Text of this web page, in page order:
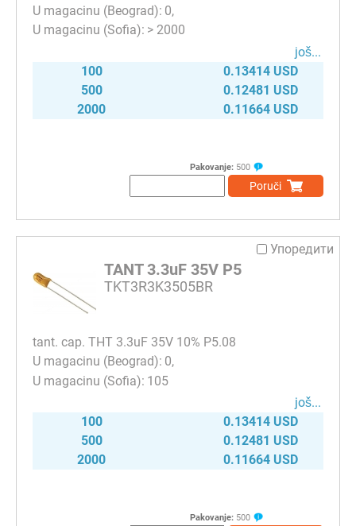
0
> 2000
јоš...
100
0.13414 USD
500
0.12481 USD
2000
0.11664 USD
Pakovanje: 500
Poruči
Упоредити
TANT 3.3uF 35V P5
TKT3R3K3505BR
tant. cap. THT 3.3uF 35V 10% P5.08
0
105
јоš...
100
0.13414 USD
500
0.12481 USD
2000
0.11664 USD
Pakovanje: 500